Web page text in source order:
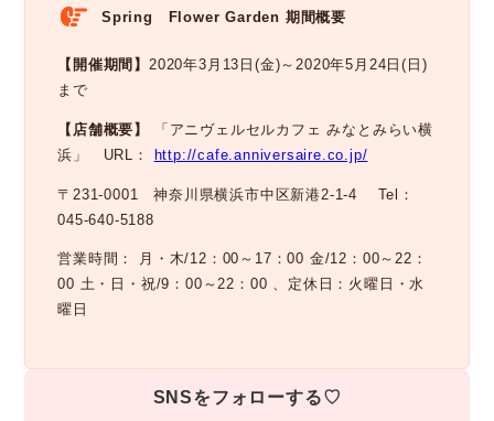
Spring Flower Garden 期間概要
【開催期間】 2020年3月13日(金)～2020年5月24日(日)
まで
【店舗概要】
「アニヴェルセルカフェ みなとみらい横
浜」 URL：
http://cafe.anniversaire.co.jp/
〒231-0001 神奈川県横浜市中区新港2-1-4 Tel：
045-640-5188
営業時間： 月・木/12：00～17：00 金/12：00～22：
00 土・日・祝/9：00～22：00 、定休日：火曜日・水
曜日
SNSをフォローする♡